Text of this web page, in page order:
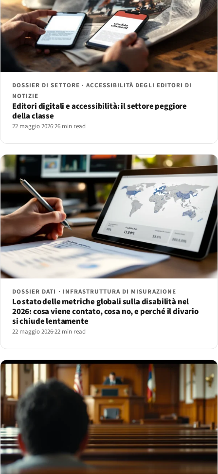
DOSSIER DI SETTORE · ACCESSIBILITÀ DEGLI EDITORI DI
NOTIZIE
Editori digitali e accessibilità: il settore peggiore
della classe
22 maggio 2026·26 min read
DOSSIER DATI · INFRASTRUTTURA DI MISURAZIONE
Lo stato delle metriche globali sulla disabilità nel
2026: cosa viene contato, cosa no, e perché il divario
si chiude lentamente
22 maggio 2026·22 min read